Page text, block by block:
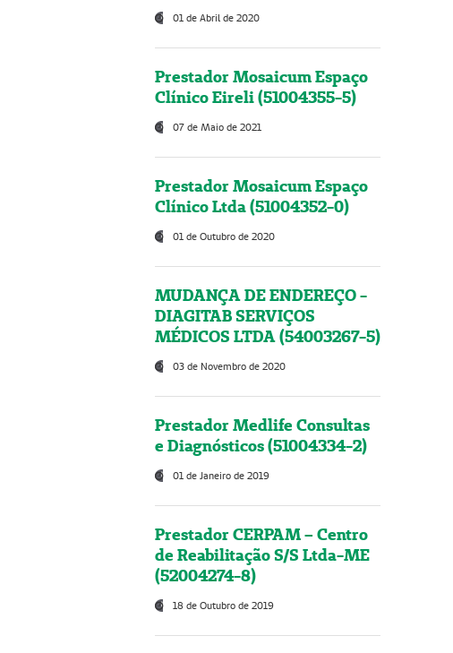
01 de Abril de 2020
Prestador Mosaicum Espaço
Clínico Eireli (51004355-5)
07 de Maio de 2021
Prestador Mosaicum Espaço
Clínico Ltda (51004352-0)
01 de Outubro de 2020
MUDANÇA DE ENDEREÇO -
DIAGITAB SERVIÇOS
MÉDICOS LTDA (54003267-5)
03 de Novembro de 2020
Prestador Medlife Consultas
e Diagnósticos (51004334-2)
01 de Janeiro de 2019
Prestador CERPAM – Centro
de Reabilitação S/S Ltda-ME
(52004274-8)
18 de Outubro de 2019